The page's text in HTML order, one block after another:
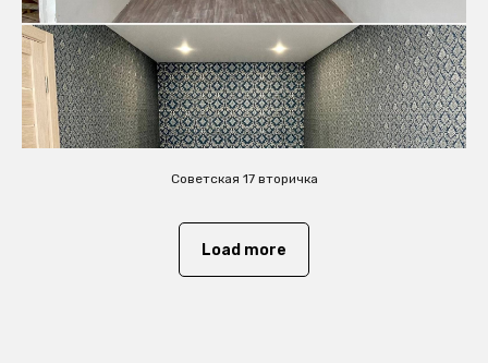
Советская 17 вторичка
Load more